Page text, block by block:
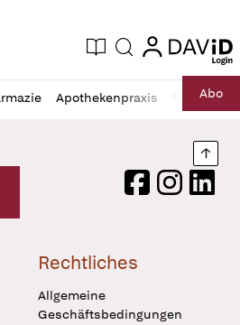
Zeitung
Aktuelle Ausgabe
Suche login
login
Apothekenpraxis RechtAbo
Logo
FacebookInstagram
Rechtliches
Allgemeine
Geschäftsbedingungen